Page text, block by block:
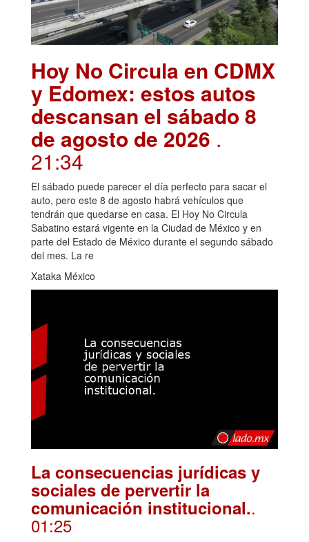
Hoy No Circula en CDMX
y Edomex: estos autos
descansan el sábado 8
de agosto de 2026 .
21:34
El sábado puede parecer el día perfecto para sacar el
auto, pero este 8 de agosto habrá vehículos que
tendrán que quedarse en casa. El Hoy No Circula
Sabatino estará vigente en la Ciudad de México y en
parte del Estado de México durante el segundo sábado
del mes. La re
Xataka México
La consecuencias jurídicas y
sociales de pervertir la
comunicación institucional..
01:25